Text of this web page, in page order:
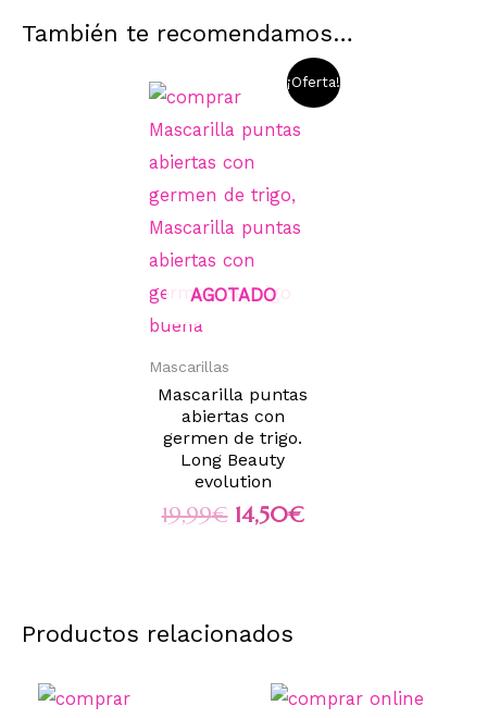
También te recomendamos…
¡Oferta!
AGOTADO
Mascarillas
Mascarilla puntas
abiertas con
germen de trigo.
Long Beauty
evolution
19,99€ 14,50€
Productos relacionados